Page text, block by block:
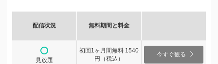
配信状況 無料期間と料金
見放題
初回1ヶ月間無料 1540
円（税込）
今すぐ観る